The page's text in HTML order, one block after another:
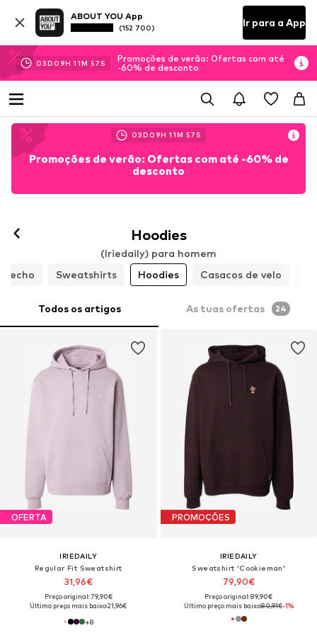
ABOUT YOU App
(152 700) Ir para a App
03D 09H 11M 54 S
Promoções de verão: Ofertas com até
-60% de desconto
03D 09H 11M 54 S
Promoções de verão: Ofertas com até -60% de
desconto
Hoodies
(Iriedaily) para homem
fecho
Sweatshirts Hoodies Casacos de velo
Todos os artigos As tuas ofertas 24
OFERTA
IRIEDAILY
Regular Fit Sweatshirt
31,96€
Preço original: 79,90€
Último preço mais baixo:21,96€
+8
PROMOÇÕES
IRIEDAILY
Sweatshirt 'Cookieman'
79,90€
Preço original: 89,90€
Último preço mais baixo:80,91€-1%